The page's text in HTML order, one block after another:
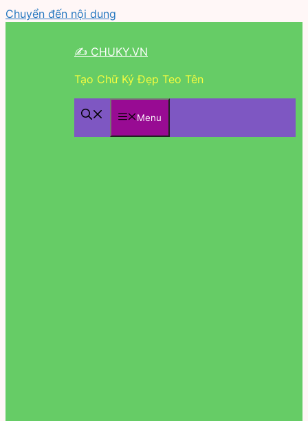
Chuyển đến nội dung
✍ CHUKY.VN
Tạo Chữ Ký Đẹp Teo Tên
Menu